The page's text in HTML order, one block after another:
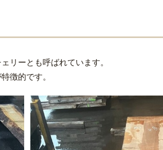
リーとも呼ばれています。
徴的です。